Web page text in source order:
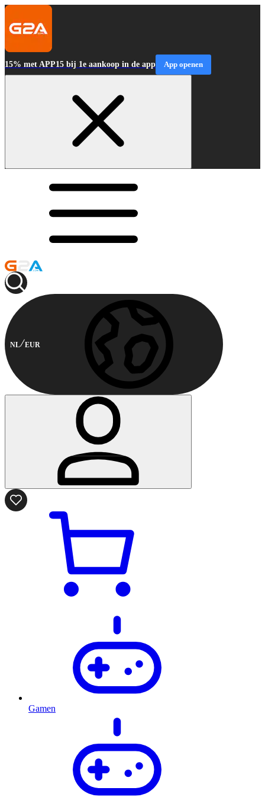
15% met APP15 bij 1e aankoop in de app App openen
NL EUR
Gamen